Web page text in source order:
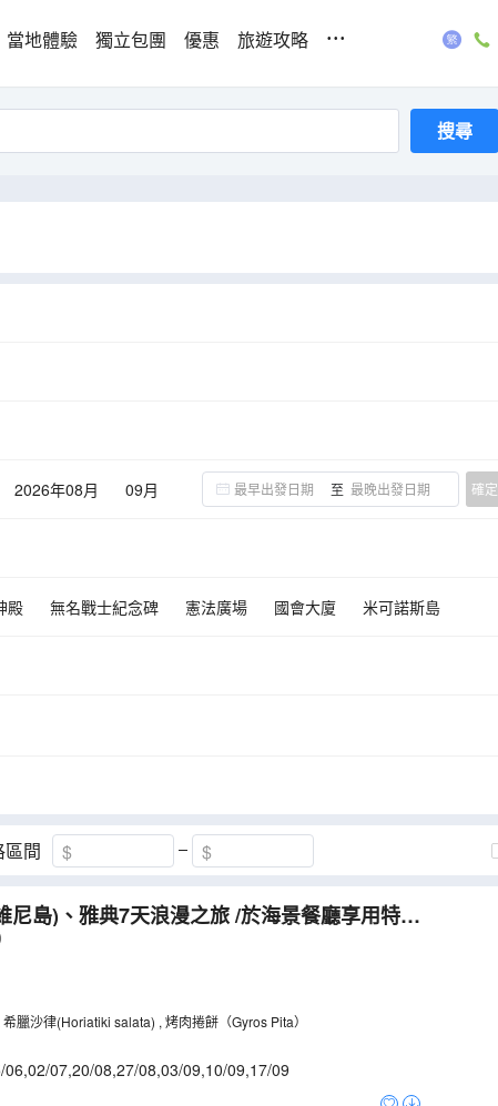
當地體驗 獨立包團 優惠 旅遊攻略 ...
搜尋
2026年08月
09月
至 確定
殿 無名戰士紀念碑 憲法廣場 國會大廈
米可諾斯島
區間
島)、雅典7天浪漫之旅 /於海景餐廳享用特色
卡(Moussaka) , 希臘沙律(Horiatiki salata)
臘沙律(Horiatiki salata) , 烤肉捲餅（Gyros Pita）
06,02/07,20/08,27/08,03/09,10/09,17/09